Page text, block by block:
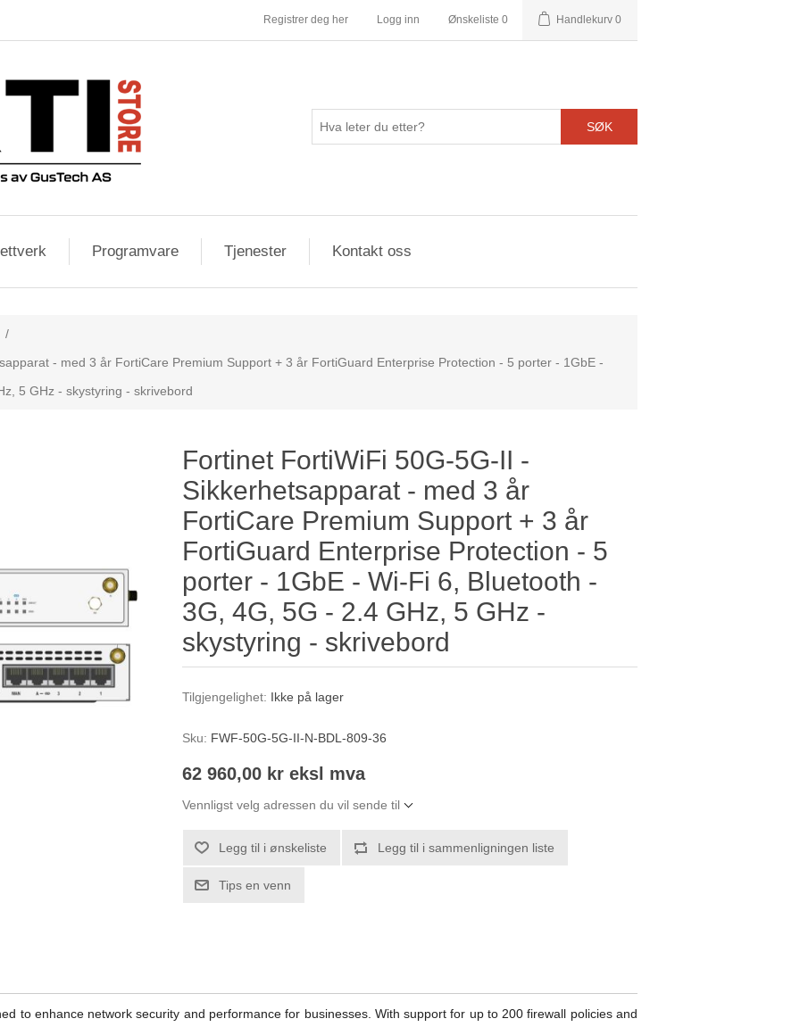
Registrer deg her Logg inn Ønskeliste 0 Handlekurv 0
SØK
Programvare Tjenester Kontakt oss
/
- med 3 år FortiCare Premium Support + 3 år FortiGuard Enterprise Protection - 5 porter - 1GbE -
5 GHz - skystyring - skrivebord
Fortinet FortiWiFi 50G-5G-II -
Sikkerhetsapparat - med 3 år
FortiCare Premium Support + 3 år
FortiGuard Enterprise Protection - 5
porter - 1GbE - Wi-Fi 6, Bluetooth -
3G, 4G, 5G - 2.4 GHz, 5 GHz -
skystyring - skrivebord
Tilgjengelighet: Ikke på lager
Sku: FWF-50G-5G-II-N-BDL-809-36
62 960,00 kr eksl mva
Vennligst velg adressen du vil sende til
Legg til i ønskeliste Legg til i sammenligningen liste
Tips en venn
to enhance network security and performance for businesses. With support for up to 200 firewall policies and